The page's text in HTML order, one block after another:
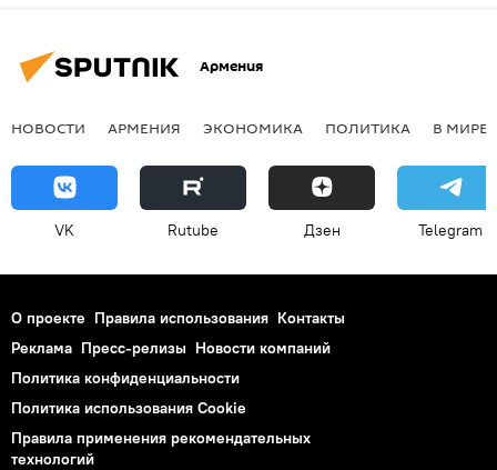
Армения
НОВОСТИ АРМЕНИЯ ЭКОНОМИКА ПОЛИТИКА В МИРЕ
VK Rutube Дзен Telegram
О проекте Правила использования Контакты
Реклама Пресс-релизы Новости компаний
Политика конфиденциальности
Политика использования Cookie
Правила применения рекомендательных
технологий